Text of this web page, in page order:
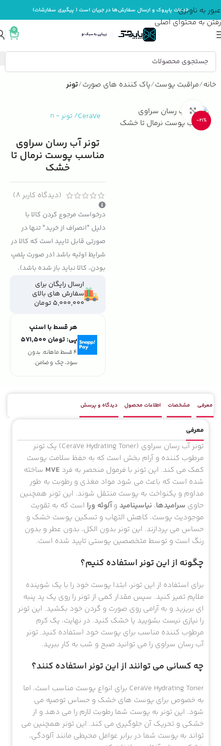
عبور به ناوبری
رفتن به محتوای اصلی
خدمات پاپروک و ارسال سفارش‌ها در جریان است ( پیگیری سفارشات)
0
خانه مراقبت پوست پاک کننده های صورت تونر
-21%
بزرگنمایی تصویر CeraVe
/ تونر-
n
تونر آب رسان سراوی
مناسب پوست نرمال تا
خشک
(دیدگاه کاربر 8
)
درخواست مرجوع کردن کالا با
دلیل "انصراف از خرید" تنها در
صورتی قابل تایید است که کالا در
شرایط اولیه باشد (در صورت پلمپ
بودن، کالا نباید باز شده باشد).
ارسال رایگان برای
سفارش های بالای
5,000,000 تومان
هر قسط با اسنپ
پی:تومان ۵۷۱٬۵۰۰
4 قسط ماهانه. بدون
سود، چک و ضامن.
معرفی مشخصات اطلاعات محصول دیدگاه و پرسش
معرفی
تونر آب رسان سراوی (CeraVe Hydrating Toner) یک تونر
مرطوب کننده و آرام بخش است که به حفظ سلامت پوست
کمک می کند. این تونر با فرمول منحصر به فرد MVE ساخته
شده است که باعث می شود مواد مغذی و رطوبت به طور
مداوم و یکنواخت به پوست منتقل شوند. این تونر همچنین
حاوی سرامیدها، نیاسینامید وآلوئه ورا است که به تقویت
موجودیت پوست، کاهش التهاب و تسکین پوست خشک و
حساس می پردازند. این تونر بدون الکل، بدون عطر و بدون
رنگ است و توسط متخصصین پوستی تایید شده است.
چگونه از این تونر استفاده کنیم؟
برای استفاده از این تونر، ابتدا پوست خود را با یک شوینده
ملایم تمیز کنید. سپس مقدار کمی از تونر را روی یک پد پنبه
ای بریزید و به آرامی روی صورت و گردن خود بکشید. این تونر
را نیازی نیست بشویید یا خشک کنید. در نهایت، یک کرم
مرطوب کننده مناسب برای پوست خود استفاده کنید. تونر
آب رسان سراوی را می توانید صبح و شب به کار ببرید.
چه کسانی می توانند از این تونر استفاده کنند؟
CeraVe Hydrating Toner برای انواع پوست مناسب است، اما
به خصوص برای پوست های خشک و حساس توصیه می
شود. این تونر به پوست شما رطوبت لازم را می دهد و از
خشکی و تحریک آن جلوگیری می کند. این تونر همچنین می
تواند به پوست شما در برابر عوامل محیطی مانند آلودگی،